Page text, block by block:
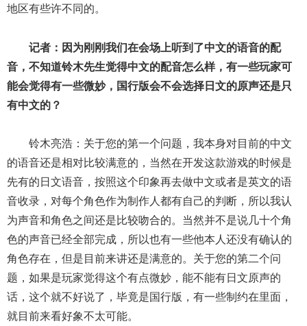
地区有些许不同的。
记者：因为刚刚我们在会场上听到了中文的语音的配
音，不知道铃木先生觉得中文的配音怎么样，有一些玩家可
能会觉得有一些微妙，国行版会不会选择日文的原声还是只
有中文的？
铃木亮浩：关于您的第一个问题，我本身对目前的中文
的语音还是相对比较满意的，当然在开发这款游戏的时候是
先有的日文语音，按照这个印象再去做中文或者是英文的语
音收录，对每个角色作为制作人都有自己的判断，所以我认
为声音和角色之间还是比较吻合的。当然并不是说几十个角
色的声音已经全部完成，所以也有一些他本人还没有确认的
角色存在，但是目前来讲还是满意的。关于您的第二个问
题，如果是玩家觉得这个有点微妙，能不能有日文原声的
话，这个就不好说了，毕竟是国行版，有一些制约在里面，
就目前来看好象不太可能。